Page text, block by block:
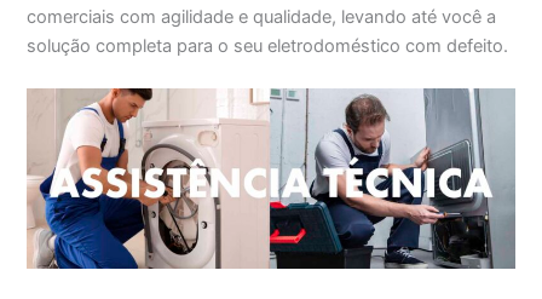
comerciais com agilidade e qualidade, levando até você a
solução completa para o seu eletrodoméstico com defeito.